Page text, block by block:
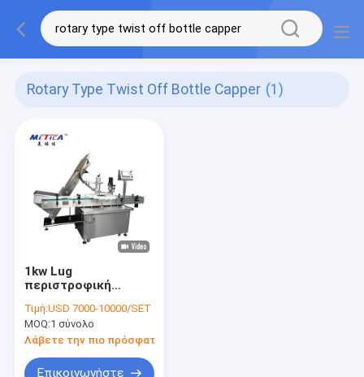
Rotary Type Twist Off Bottle Capper (1)
1kw Lug
περιστροφική
μηχανών κάλυψης
από Capper
μπουκαλιών τον
εξοπλισμό
Τιμή:USD 7000-10000/SET
MOQ:1 σύνολο
Λάβετε την πιο πρόσφατη τιμή
Επικοινωνήστε